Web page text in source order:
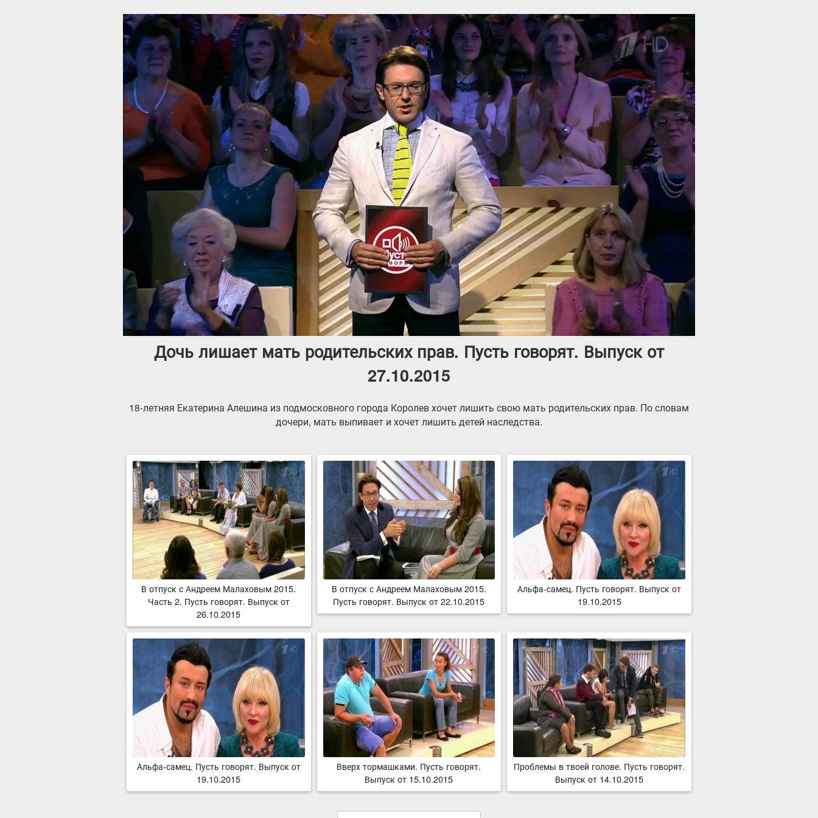
Дочь лишает мать родительских прав. Пусть говорят. Выпуск от
27.10.2015
18-летняя Екатерина Алешина из подмосковного города Королев хочет лишить свою мать родительских прав. По словам
дочери, мать выпивает и хочет лишить детей наследства.
В отпуск с Андреем Малаховым 2015.
Часть 2. Пусть говорят. Выпуск от
26.10.2015
В отпуск с Андреем Малаховым 2015.
Пусть говорят. Выпуск от 22.10.2015
Альфа-самец. Пусть говорят. Выпуск от
19.10.2015
Альфа-самец. Пусть говорят. Выпуск от
19.10.2015
Вверх тормашками. Пусть говорят.
Выпуск от 15.10.2015
Проблемы в твоей голове. Пусть говорят.
Выпуск от 14.10.2015